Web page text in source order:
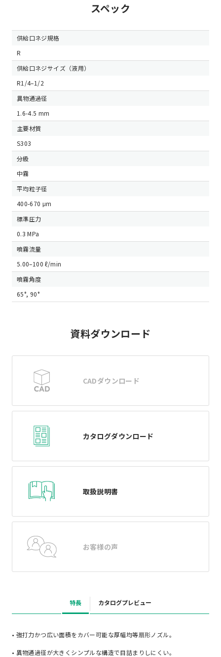
スペック
供給口ネジ規格
R
供給口ネジサイズ（液用）
R1/4–1/2
異物通過径
1.6-4.5 mm
主要材質
S303
分級
中霧
平均粒子径
400-670 μm
標準圧力
0.3 MPa
噴霧流量
5.00–100 ℓ/min
噴霧角度
65°, 90°
資料ダウンロード
CADダウンロード
カタログダウンロード
取扱説明書
お客様の声
特長 カタログプレビュー
• 強打力かつ広い面積をカバー可能な厚幅均等扇形ノズル。
• 異物通過径が大きくシンプルな構造で目詰まりしにくい。